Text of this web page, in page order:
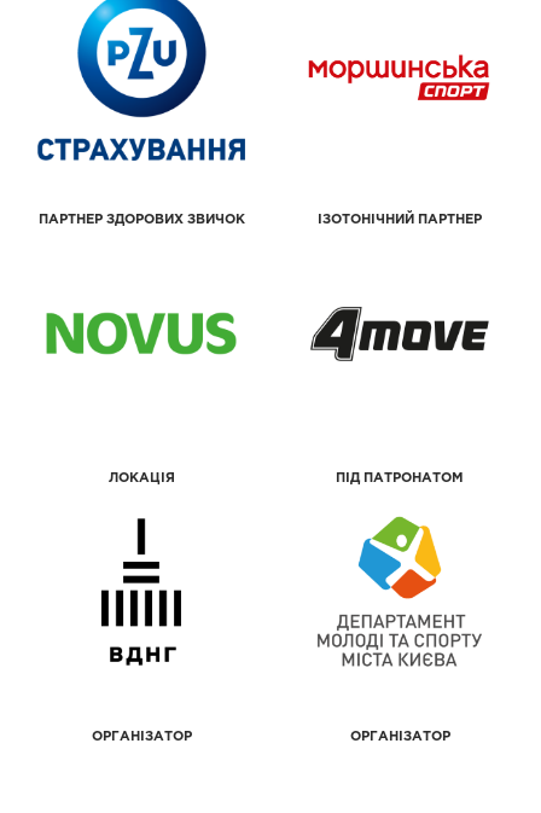
ПАРТНЕР ЗДОРОВИХ ЗВИЧОК ІЗОТОНІЧНИЙ ПАРТНЕР
ЛОКАЦІЯ ПІД ПАТРОНАТОМ
ОРГАНІЗАТОР ОРГАНІЗАТОР